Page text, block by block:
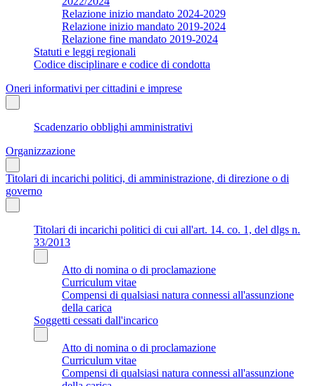
Relazione inizio mandato 2024-2029
Relazione inizio mandato 2019-2024
Relazione fine mandato 2019-2024
Statuti e leggi regionali
Codice disciplinare e codice di condotta
Oneri informativi per cittadini e imprese
Scadenzario obblighi amministrativi
Organizzazione
Titolari di incarichi politici, di amministrazione, di direzione o di
governo
Titolari di incarichi politici di cui all'art. 14. co. 1, del dlgs n.
33/2013
Atto di nomina o di proclamazione
Curriculum vitae
Compensi di qualsiasi natura connessi all'assunzione
della carica
Soggetti cessati dall'incarico
Atto di nomina o di proclamazione
Curriculum vitae
Compensi di qualsiasi natura connessi all'assunzione